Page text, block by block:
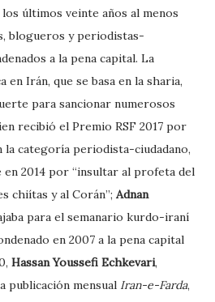
últimos veinte años al menos
blogueros y periodistas-
a la pena capital. La
en Irán, que se basa en la sharia,
para sancionar numerosos
recibió el Premio RSF 2017 por
la categoría periodista-ciudadano,
en 2014 por “insultar al profeta del
chiítas y al Corán”; Adnan
para el semanario kurdo-iraní
en 2007 a la pena capital
Hassan Youssefi Echkevari,
mensual Iran-e-Farda,